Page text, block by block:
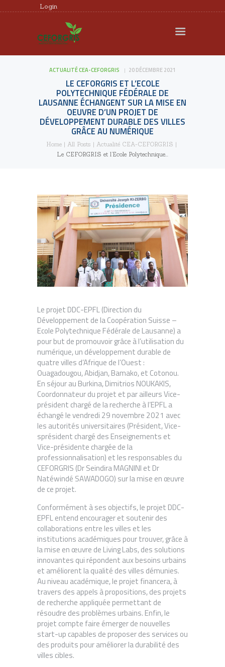
Login
ACTUALITÉ CEA-CEFORGRIS 20 DÉCEMBRE 2021
LE CEFORGRIS ET L’ECOLE
POLYTECHNIQUE FÉDÉRALE DE
LAUSANNE ÉCHANGENT SUR LA MISE EN
OEUVRE D’UN PROJET DE
DÉVELOPPEMENT DURABLE DES VILLES
GRÂCE AU NUMÉRIQUE
Home All Posts
Actualité CEA-CEFORGRIS
Le CEFORGRIS et l’Ecole Polytechnique...
CEFORGRIS
MEMBRES
RECHERCHE
FORMATION
EXPERTISE
DOCUMENTS UTILES
AGENDA
Le projet DDC-EPFL (Direction du
Développement de la Coopération Suisse –
Ecole Polytechnique Fédérale de Lausanne) a
pour but de promouvoir grâce à l’utilisation du
numérique, un développement durable de
quatre villes d’Afrique de l’Ouest :
Ouagadougou, Abidjan, Bamako, et Cotonou.
En séjour au Burkina, Dimitrios NOUKAKIS,
Coordonnateur du projet et par ailleurs Vice-
président chargé de la recherche à l’EPFL a
échangé le vendredi 29 novembre 2021 avec
les autorités universitaires (Président, Vice-
sprésident chargé des Enseignements et
Vice-présidente chargée de la
professionnalisation) et les responsables du
CEFORGRIS (Dr Seindira MAGNINI et Dr
Natéwindé SAWADOGO) sur la mise en œuvre
de ce projet.
Conformément à ses objectifs, le projet DDC-
EPFL entend encourager et soutenir des
collaborations entre les villes et les
institutions académiques pour trouver, grâce à
la mise en œuvre de Living Labs, des solutions
innovantes qui répondent aux besoins urbains
et améliorent la qualité des villes démunies.
Au niveau académique, le projet financera, à
travers des appels à propositions, des projets
de recherche appliquée permettant de
résoudre des problèmes urbains. Enfin, le
projet compte faire émerger de nouvelles
start-up capables de proposer des services ou
des produits pour améliorer la durabilité des
villes cibles.